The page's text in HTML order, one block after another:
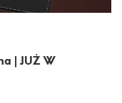
| JUŻ W